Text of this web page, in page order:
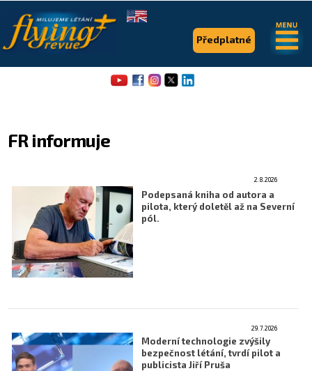
FR informuje
2.8.2026
Podepsaná kniha od autora a
pilota, který doletěl až na Severní
pól.
29.7.2026
Moderní technologie zvýšily
bezpečnost létání, tvrdí pilot a
publicista Jiří Pruša
Předplatné
.
Flying Revue
Články
Pro piloty
Aktuální FR + archiv